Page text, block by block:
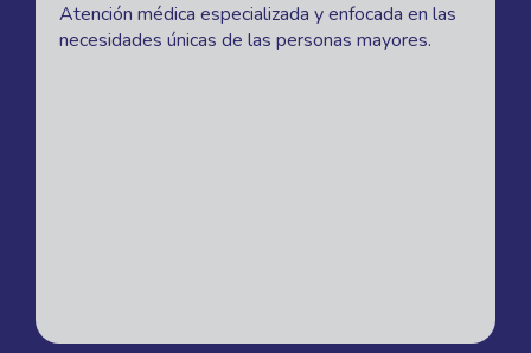
Atención médica especializada y enfocada en las
necesidades únicas de las personas mayores.